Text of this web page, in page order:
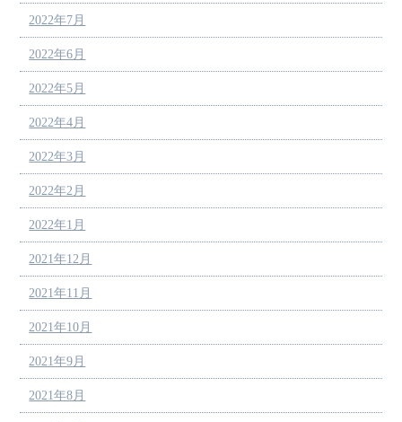
2022年7月
2022年6月
2022年5月
2022年4月
2022年3月
2022年2月
2022年1月
2021年12月
2021年11月
2021年10月
2021年9月
2021年8月